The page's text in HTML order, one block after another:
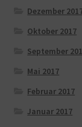
Dezember
Oktober 2017
September
Mai 2017
Februar 2017
Januar 2017